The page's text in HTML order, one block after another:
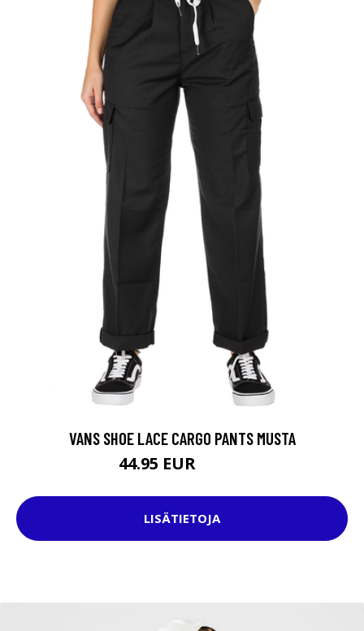
VANS SHOE LACE CARGO PANTS MUSTA
44.95 EUR
LISÄTIETOJA